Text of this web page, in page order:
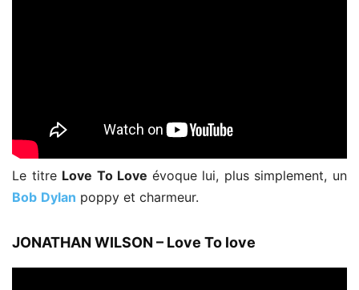
Le titre Love To Love évoque lui, plus simplement, un
Bob Dylan poppy et charmeur.
JONATHAN WILSON – Love To love